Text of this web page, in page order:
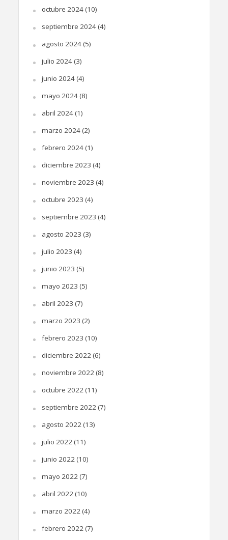
octubre 2024(10)
septiembre 2024(4)
agosto 2024(5)
julio 2024(3)
junio 2024(4)
mayo 2024(8)
abril 2024(1)
marzo 2024(2)
febrero 2024(1)
diciembre 2023 (4)
noviembre 2023 (4)
octubre 2023 (4)
septiembre 2023 (4)
agosto 2023 (3)
julio 2023 (4)
junio 2023 (5)
mayo 2023 (5)
abril 2023 (7)
marzo 2023 (2)
febrero 2023 (10)
diciembre 2022(6)
noviembre 2022(8)
octubre 2022(11)
septiembre 2022(7)
agosto 2022(13)
julio 2022(11)
junio 2022(10)
mayo 2022(7)
abril 2022(10)
marzo 2022(4)
febrero 2022(7)